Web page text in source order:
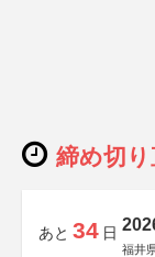
締め切
あと 34 日
福井